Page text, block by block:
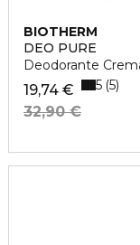
BIOTHERM
DEO PURE
Deodorante
19,74 €
32,90 €
5 5